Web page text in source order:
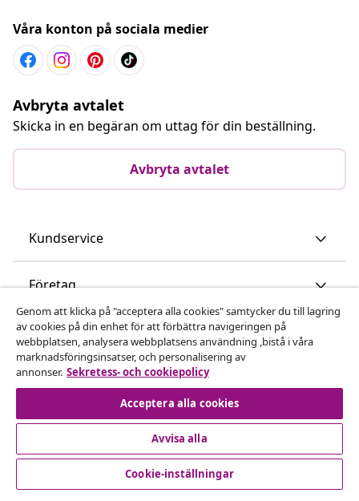
Våra konton på sociala medier
Avbryta avtalet
Skicka in en begäran om uttag för din beställning.
Avbryta avtalet
Kundservice
Företag
vidaXL
Upptäck mer
Genom att klicka på "acceptera alla cookies" samtycker du till lagring
av cookies på din enhet för att förbättra navigeringen på
webbplatsen, analysera webbplatsens användning ,bistå i våra
marknadsföringsinsatser, och personalisering av
annonser. Sekretess- och cookiepolicy
Acceptera alla cookies
Avvisa alla
Cookie-inställningar